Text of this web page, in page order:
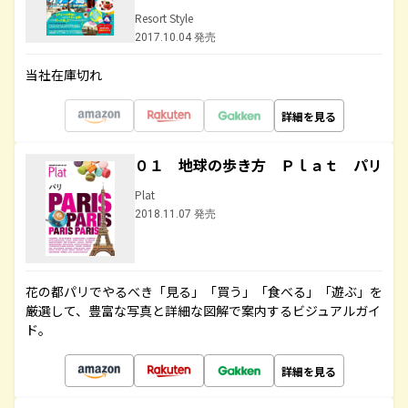
Resort Style
2017.10.04 発売
当社在庫切れ
詳細を見る
０１ 地球の歩き方 Ｐｌａｔ パリ
Plat
2018.11.07 発売
花の都パリでやるべき「見る」「買う」「食べる」「遊ぶ」を
厳選して、豊富な写真と詳細な図解で案内するビジュアルガイ
ド。
詳細を見る